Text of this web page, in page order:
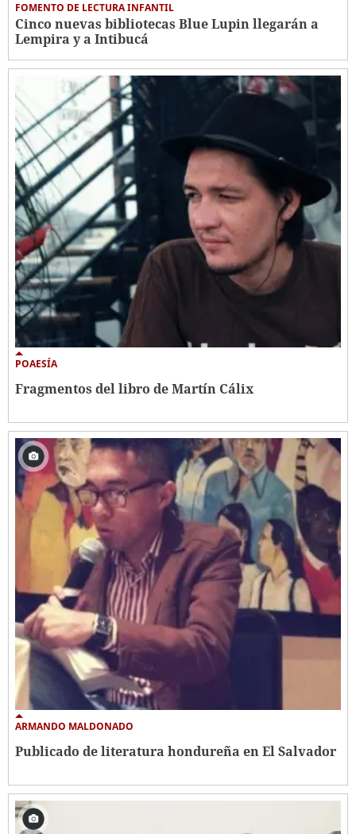
FOMENTO DE LECTURA INFANTIL
Cinco nuevas bibliotecas Blue Lupin llegarán a
Lempira y a Intibucá
POAESÍA
Fragmentos del libro de Martín Cálix
ARMANDO MALDONADO
Publicado de literatura hondureña en El Salvador